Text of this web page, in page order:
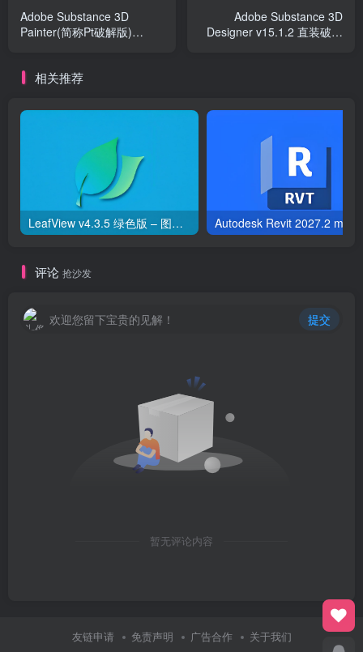
Adobe Substance 3D
Painter(简称Pt破解版)
Adobe Substance 3D
Designer v15.1.2 直装破解
相关推荐
LeafView v4.3.5 绿色版 – 图片浏览器
评论 抢沙发
欢迎您留下宝贵的见解！ 提交
暂无评论内容
友链申请 免责声明 广告合作 关于我们